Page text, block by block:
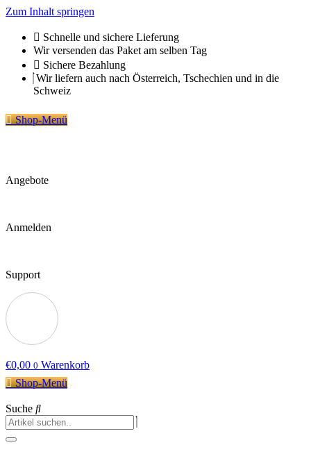
Zum Inhalt springen
Schnelle und sichere Lieferung
Wir versenden das Paket am selben Tag
Sichere Bezahlung
Wir liefern auch nach Österreich, Tschechien und in die
Schweiz
Shop-Menü
Angebote
Anmelden
Support
€0,00 0 Warenkorb
Shop-Menü
Suche